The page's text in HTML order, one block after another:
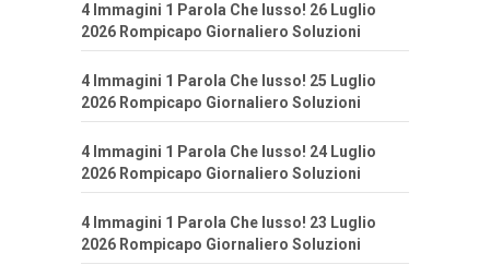
4 Immagini 1 Parola Che lusso! 26 Luglio
2026 Rompicapo Giornaliero Soluzioni
4 Immagini 1 Parola Che lusso! 25 Luglio
2026 Rompicapo Giornaliero Soluzioni
4 Immagini 1 Parola Che lusso! 24 Luglio
2026 Rompicapo Giornaliero Soluzioni
4 Immagini 1 Parola Che lusso! 23 Luglio
2026 Rompicapo Giornaliero Soluzioni